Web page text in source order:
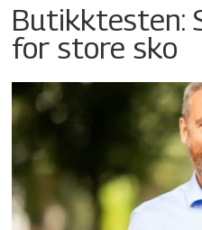
Butikktesten:
for store sko